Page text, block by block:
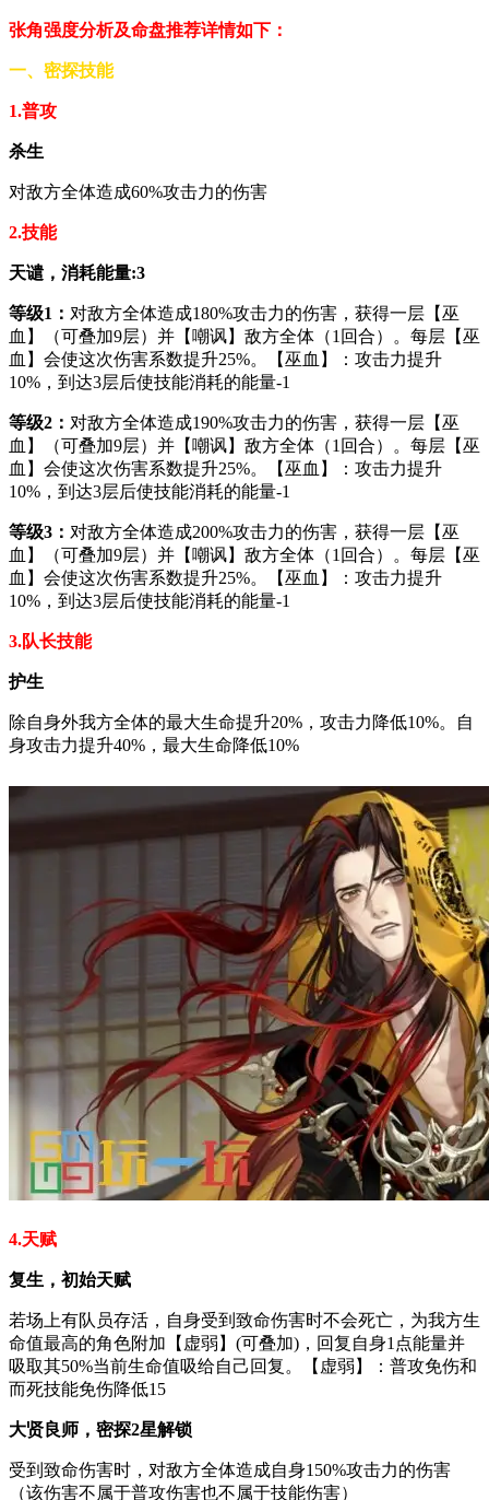
张角强度分析及命盘推荐详情如下：
​​​​​​​一、密探技能
1.普攻
杀生
对敌方全体造成60%攻击力的伤害
2.技能
天谴，消耗能量:3
等级1： 对敌方全体造成180%攻击力的伤害，获得一层【巫
血】（可叠加9层）并【嘲讽】敌方全体（1回合）。每层【巫
血】会使这次伤害系数提升25%。【巫血】：攻击力提升
10%，到达3层后使技能消耗的能量-1
等级2： 对敌方全体造成190%攻击力的伤害，获得一层【巫
血】（可叠加9层）并【嘲讽】敌方全体（1回合）。每层【巫
血】会使这次伤害系数提升25%。【巫血】：攻击力提升
10%，到达3层后使技能消耗的能量-1
等级3： 对敌方全体造成200%攻击力的伤害，获得一层【巫
血】（可叠加9层）并【嘲讽】敌方全体（1回合）。每层【巫
血】会使这次伤害系数提升25%。【巫血】：攻击力提升
10%，到达3层后使技能消耗的能量-1
3.队长技能
护生
除自身外我方全体的最大生命提升20%，攻击力降低10%。自
身攻击力提升40%，最大生命降低10%
4.天赋
复生，初始天赋
若场上有队员存活，自身受到致命伤害时不会死亡，为我方生
命值最高的角色附加【虚弱】(可叠加)，回复自身1点能量并
吸取其50%当前生命值吸给自己回复。【虚弱】：普攻免伤和
而死技能免伤降低15
大贤良师，密探2星解锁
受到致命伤害时，对敌方全体造成自身150%攻击力的伤害
（该伤害不属于普攻伤害也不属于技能伤害）